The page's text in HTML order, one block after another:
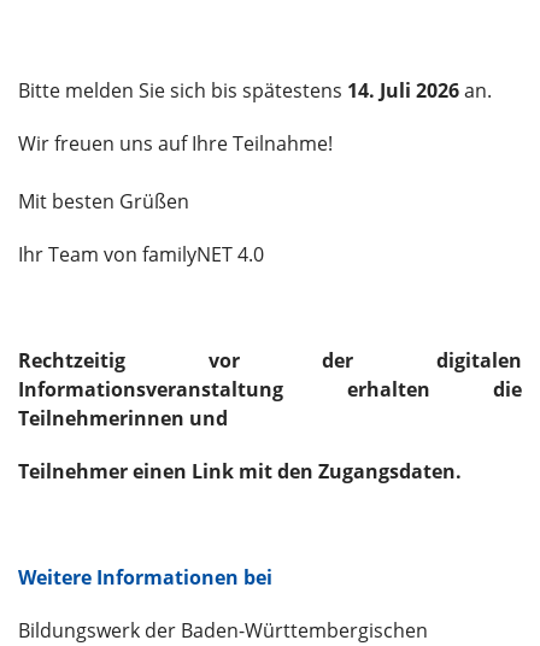
Bitte melden Sie sich bis spätestens 14. Juli 2026an.
Wir freuen uns auf Ihre Teilnahme!
Mit besten Grüßen
Ihr Team von familyNET 4.0
Rechtzeitig vor der digitalen
Informationsveranstaltung erhalten die
Teilnehmerinnen und
Teilnehmer einen Link mit den Zugangsdaten.
Weitere Informationen bei
Bildungswerk der Baden-Württembergischen